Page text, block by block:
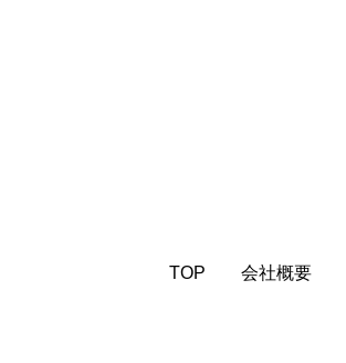
TOP 会社概要